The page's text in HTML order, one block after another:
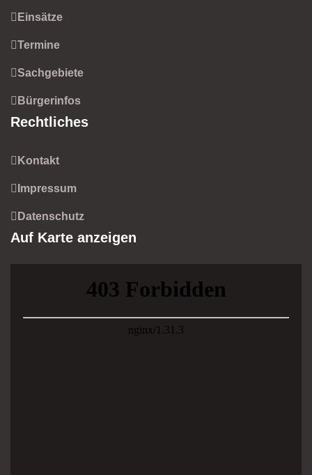
Einsätze
Termine
Sachgebiete
Bürgerinfos
Rechtliches
Kontakt
Impressum
Datenschutz
Auf Karte anzeigen